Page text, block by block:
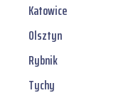
Katowice
Olsztyn
Rybnik
Tychy